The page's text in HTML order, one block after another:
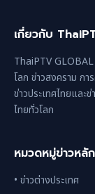
เกี่ยวกับ
ThaiPTV GLOBAL
โลก ข่าวสงคราม ก
ข่าวประเทศไทยและ
ไทยทั่วโลก
หมวดหมู่ข่าวหลัก
• ข่าวต่างประเทศ